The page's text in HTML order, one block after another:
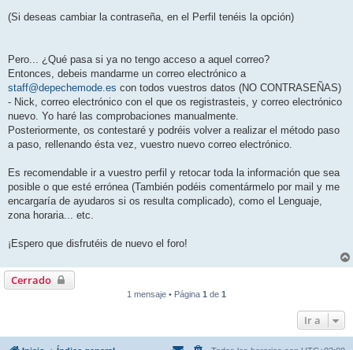
(Si deseas cambiar la contraseña, en el Perfil tenéis la opción)
Pero... ¿Qué pasa si ya no tengo acceso a aquel correo?
Entonces, debeis mandarme un correo electrónico a
staff@depechemode.es con todos vuestros datos (NO CONTRASEÑAS)
- Nick, correo electrónico con el que os registrasteis, y correo electrónico
nuevo. Yo haré las comprobaciones manualmente.
Posteriormente, os contestaré y podréis volver a realizar el método paso
a paso, rellenando ésta vez, vuestro nuevo correo electrónico.
Es recomendable ir a vuestro perfil y retocar toda la información que sea
posible o que esté errónea (También podéis comentármelo por mail y me
encargaría de ayudaros si os resulta complicado), como el Lenguaje,
zona horaria... etc.
¡Espero que disfrutéis de nuevo el foro!
Cerrado
1 mensaje • Página 1 de 1
Ir a